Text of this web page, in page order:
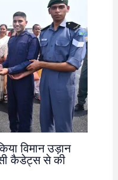
विमान उड़ान
कैडेट्स से की